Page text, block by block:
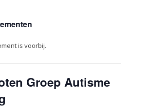
is voorbij.
Groep Autisme